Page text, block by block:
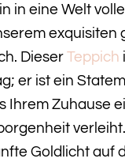
in eine Welt
exquisiten
Dieser Teppich
er ist ein
Ihrem Zuhause
Goldlicht auf